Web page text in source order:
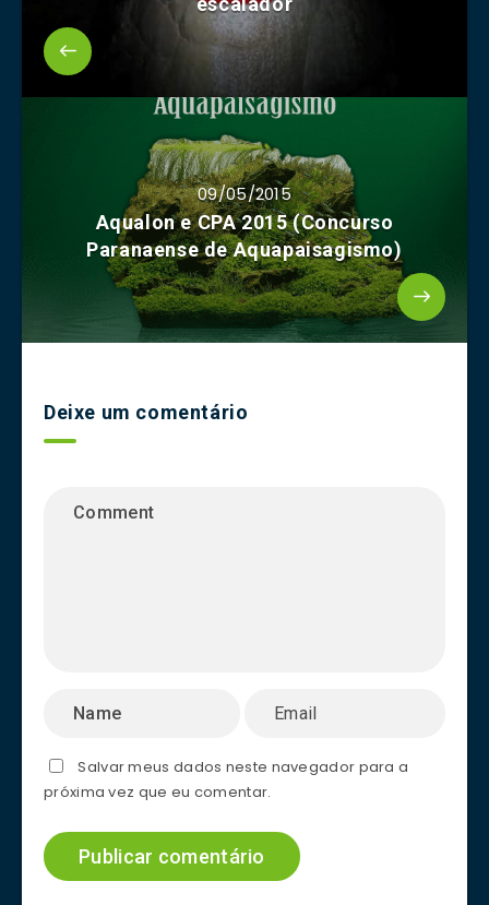
09/05/2015
Aqualon e CPA 2015 (Concurso
Paranaense de Aquapaisagismo)
Deixe um comentário
Salvar meus dados neste navegador para a
próxima vez que eu comentar.